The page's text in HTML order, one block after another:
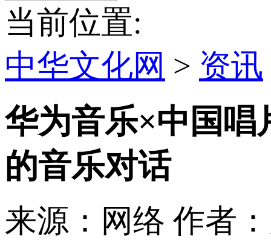
当前位置:
中华文化网 > 资讯
华为音乐×中国唱
的音乐对话
来源：网络 作者